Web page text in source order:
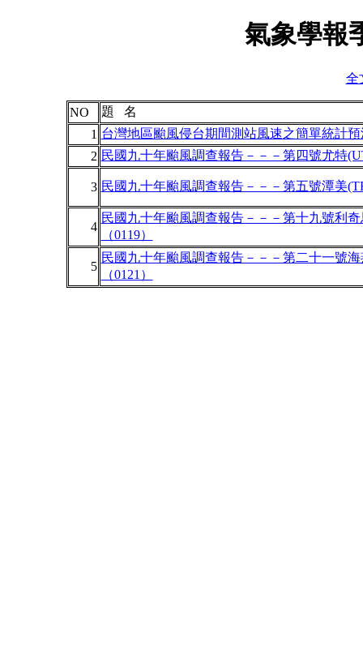
氣象學報
全
NO
題 名
1 台灣地區颱風侵台期間測站風速之簡單統計預
2 民國九十年颱風調查報告－－－第四號尤特
3 民國九十年颱風調查報告－－－第五號潭美
4
民國九十年颱風調查報告－－－第十九號利奇
（0119）
5
民國九十年颱風調查報告－－－第二十一號海
（0121）